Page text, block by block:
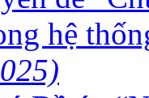
hệ